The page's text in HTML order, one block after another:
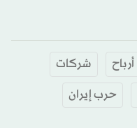
أرباح
شركات
حرب إيران